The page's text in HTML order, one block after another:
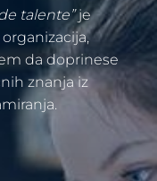
talente”je
da doprinese
znanja iz